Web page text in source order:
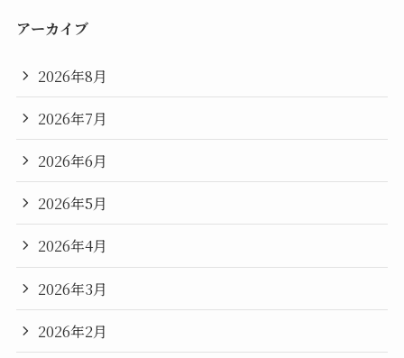
アーカイブ
2026年8月
2026年7月
2026年6月
2026年5月
2026年4月
2026年3月
2026年2月